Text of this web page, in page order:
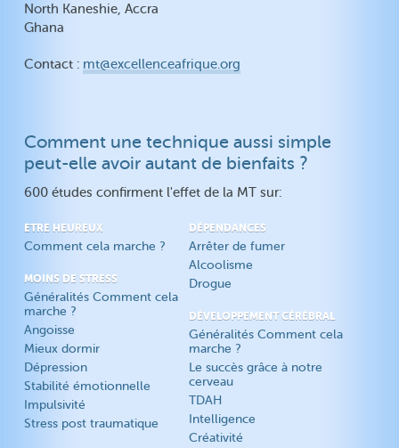
North Kaneshie, Accra
Ghana
Contact : mt@excellenceafrique.org
Comment une technique aussi simple
peut-elle avoir autant de bienfaits ?
600 études confirment l'effet de la MT sur:
ETRE HEUREUX
Comment cela marche ?
MOINS DE STRESS
Généralités Comment cela
marche ?
Angoisse
Mieux dormir
Dépression
Stabilité émotionnelle
Impulsivité
Stress post traumatique
DÉPENDANCES
Arrêter de fumer
Alcoolisme
Drogue
DÉVELOPPEMENT CÉRÉBRAL
Généralités Comment cela
marche ?
Le succès grâce à notre
cerveau
TDAH
Intelligence
Créativité